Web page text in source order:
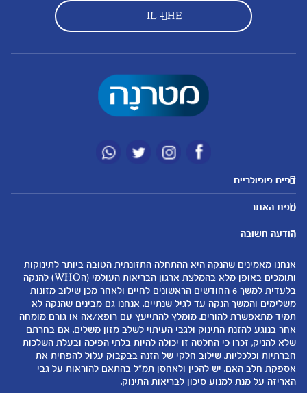
IL - HE
דפים פופולריים
מטרנה לשירותכם
היועצות שלנו
שאלות נפוצות
אודות
لموقع متيرنا باللغة العربية
מועדון מטרנה
רכישת מוצרים
המוצרים שלנו
קופונים
מפת האתר
אבני דרך
לקראת הריון
0-6 חודשים
6-12 חודשים
12-24 חודשים
נושאים
שמות לתינוקות
התפתחות התינוק
תזונת תינוקות
טיפול בתינוק
הנקה
להיות הורים
הודעה חשובה
אנחנו מאמינים שהנקה היא ההתחלה התזונתית הטובה ביותר לתינוקות
ותומכים באופן מלא בהמלצת ארגון הבריאות העולמי (הWHO) להנקה
בלעדית למשך 6 החודשים הראשונים לחיים ולאחר מכן שילוב מזונות
משלימים והמשך הנקה עד לגיל שנתיים. אנחנו גם מבינים שהנקה לא
תמיד מתאפשרת להורים. מומלץ להתייעץ עם רופא/אה או גורם מומחה
אחר בנוגע להזנת התינוק ולגבי העיתוי לשלב מזון משלים. אם בחרתם
שלא להניק, זכרו כי החלטה זו יכולה להיות בלתי הפיכה ובעלת השלכות
חברתיות וכלכליות. שילוב חלקי של הזנה בבקבוק עלול להפחית את
אספקת חלב האם. יש להכין ולאחסן תמ"ל בהתאם להוראות על גבי
האריזה על מנת למנוע סיכון לבריאות התינוק.